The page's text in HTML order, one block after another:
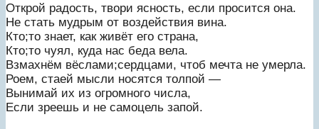
Открой радость, твори ясность, если просится она.
Не стать мудрым от воздействия вина.
Кто;то знает, как живёт его страна,
Кто;то чуял, куда нас беда вела.
Взмахнём вёслами;сердцами, чтоб мечта не умерла.
Роем, стаей мысли носятся толпой —
Вынимай их из огромного числа,
Если зреешь и не самоцель запой.